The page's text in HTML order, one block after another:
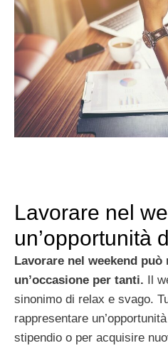
Lavorare nel
un’opportunità
Lavorare nel weekend può
un’occasione per tanti. Il
sinonimo di relax e svago.
rappresentare
stipendio o per acquisire